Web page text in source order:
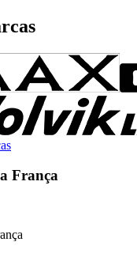
França